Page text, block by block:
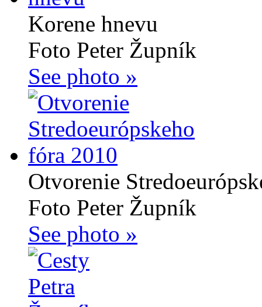
Korene hnevu
Foto Peter Župník
See photo »
Otvorenie
Foto Peter Župník
See photo »